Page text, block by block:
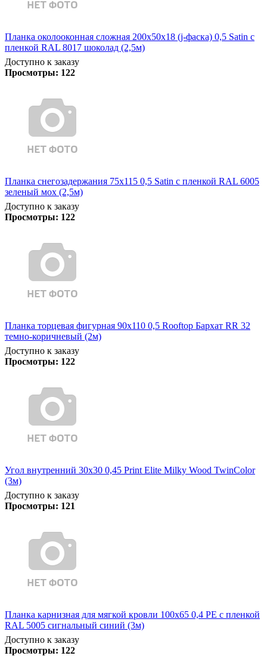
Планка околооконная сложная 200х50х18 (j-фаска) 0,5 Satin с
пленкой RAL 8017 шоколад (2,5м)
Доступно к заказу
Просмотры: 122
Планка снегозадержания 75х115 0,5 Satin с пленкой RAL 6005
зеленый мох (2,5м)
Доступно к заказу
Просмотры: 122
Планка торцевая фигурная 90х110 0,5 Rooftop Бархат RR 32
темно-коричневый (2м)
Доступно к заказу
Просмотры: 122
Угол внутренний 30х30 0,45 Print Elite Milky Wood TwinColor
(3м)
Доступно к заказу
Просмотры: 121
Планка карнизная для мягкой кровли 100х65 0,4 PE с пленкой
RAL 5005 сигнальный синий (3м)
Доступно к заказу
Просмотры: 122